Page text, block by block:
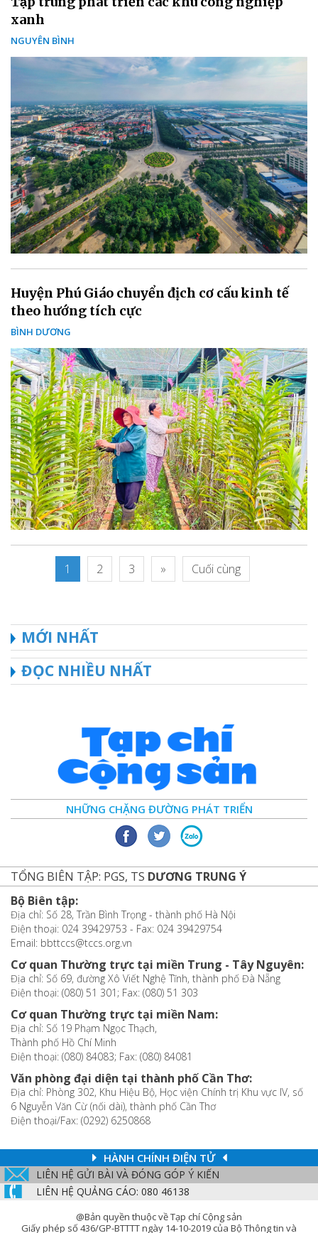
xanh
NGUYÊN BÌNH
Huyện Phú Giáo chuyển địch cơ cấu kinh tế
theo hướng tích cực
BÌNH DƯƠNG
1 2 3 » Cuối cùng
MỚI NHẤT
ĐỌC NHIỀU NHẤT
NHỮNG CHẶNG ĐƯỜNG PHÁT TRIỂN
TỔNG BIÊN TẬP: PGS, TS DƯƠNG TRUNG Ý
Bộ Biên tập:
Địa chỉ: Số 28, Trần Bình Trọng - thành phố Hà Nội
Điện thoại: 024 39429753 - Fax: 024 39429754
Email: bbttccs@tccs.org.vn
Cơ quan Thường trực tại miền Trung - Tây Nguyên:
Địa chỉ: Số 69, đường Xô Viết Nghệ Tĩnh, thành phố Đà Nẵng
Điện thoại: (080) 51 301; Fax: (080) 51 303
Cơ quan Thường trực tại miền Nam:
Địa chỉ: Số 19 Phạm Ngọc Thạch,
Thành phố Hồ Chí Minh
Điện thoại: (080) 84083; Fax: (080) 84081
Văn phòng đại diện tại thành phố Cần Thơ:
Địa chỉ: Phòng 302, Khu Hiệu Bộ, Học viện Chính trị Khu vực IV, số
6 Nguyễn Văn Cừ (nối dài), thành phố Cần Thơ
Điện thoại/Fax: (0292) 6250868
HÀNH CHÍNH ĐIỆN TỬ
LIÊN HỆ GỬI BÀI VÀ ĐÓNG GÓP Ý KIẾN
LIÊN HỆ QUẢNG CÁO: 080 46138
@Bản quyền thuộc về Tạp chí Cộng sản
Giấy phép số 436/GP-BTTTT ngày 14-10-2019 của Bộ Thông tin và